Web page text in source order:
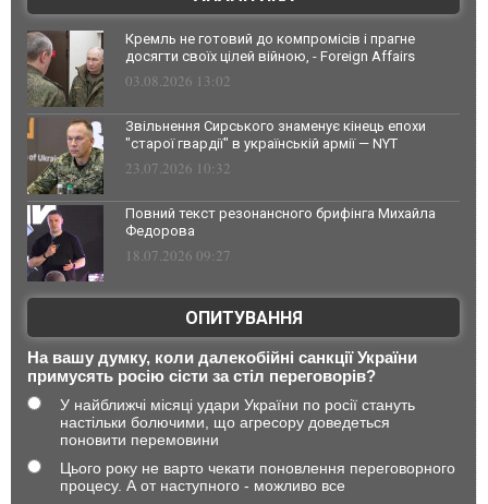
Кремль не готовий до компромісів і прагне
досягти своїх цілей війною, - Foreign Affairs
03.08.2026 13:02
Звільнення Сирського знаменує кінець епохи
"старої гвардії" в українській армії — NYT
23.07.2026 10:32
Повний текст резонансного брифінга Михайла
Федорова
18.07.2026 09:27
ОПИТУВАННЯ
На вашу думку, коли далекобійні санкції України
примусять росію сісти за стіл переговорів?
У найближчі місяці удари України по росії стануть
настільки болючими, що агресору доведеться
поновити перемовини
Цього року не варто чекати поновлення переговорного
процесу. А от наступного - можливо все